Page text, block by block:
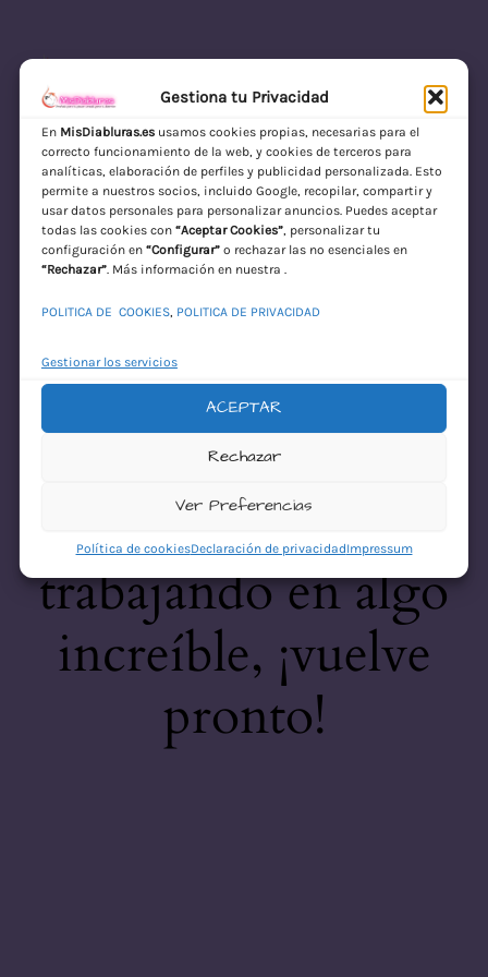
Gestiona tu Privacidad
En MisDiabluras.esusamos cookies propias, necesarias para el
correcto funcionamiento de la web, y cookies de terceros para
analíticas, elaboración de perfiles y publicidad personalizada. Esto
permite a nuestros socios, incluido Google, recopilar, compartir y
usar datos personales para personalizar anuncios. Puedes aceptar
todas las cookies con “Aceptar Cookies”, personalizar tu
configuración en “Configurar”o rechazar las no esenciales en
“Rechazar”. Más información en nuestra .
POLITICA DE COOKIES, POLITICA DE PRIVACIDAD
Gestionar los servicios
ACEPTAR
Rechazar
Ver Preferencias
Política de cookiesDeclaración de privacidadImpressum
MisDiabluras | Sexshop Online con Envío
Discreto en España
Acceder
¡Disculpa este
desastre! Estamos
trabajando en algo
increíble, ¡vuelve
pronto!